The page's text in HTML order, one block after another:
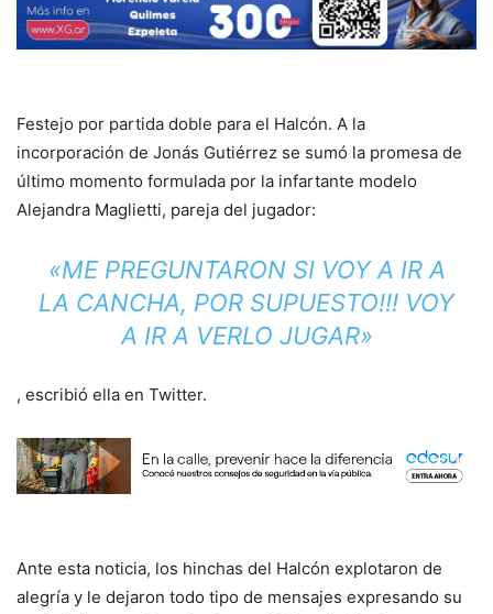
Festejo por partida doble para el Halcón. A la
incorporación de Jonás Gutiérrez se sumó la promesa de
último momento formulada por la infartante modelo
Alejandra Maglietti, pareja del jugador:
«ME PREGUNTARON SI VOY A IR A
LA CANCHA, POR SUPUESTO!!! VOY
A IR A VERLO JUGAR»
, escribió ella en Twitter.
Ante esta noticia, los hinchas del Halcón explotaron de
alegría y le dejaron todo tipo de mensajes expresando su